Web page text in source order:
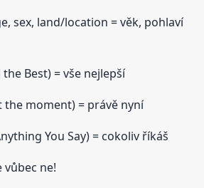
sex, land/location = věk, pohlaví
Best) = vše nejlepší
the moment) = právě nyní
You Say) = cokoliv říkáš
vůbec ne!